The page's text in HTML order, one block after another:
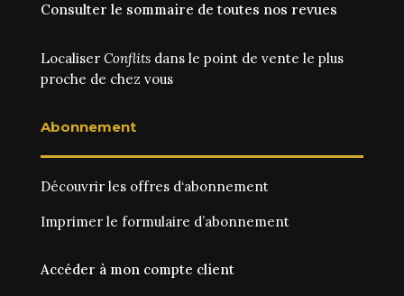
Consulter le sommaire de toutes nos revues
Localiser Conflitsdans le point de vente le plus
proche de chez vous
Abonnement
Découvrir les offres d‘abonnement
Imprimer le formulaire d’abonnement
Accéder à mon compte client